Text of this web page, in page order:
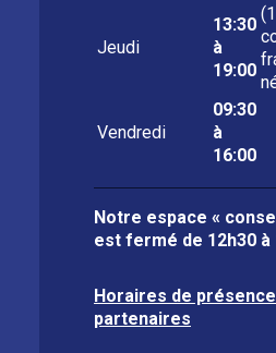
Jeudi
13:30
à
19:00
Vendredi
09:30
à
16:00
Notre espace «
est fermé de 12h30 à
Horaires de
partenaires